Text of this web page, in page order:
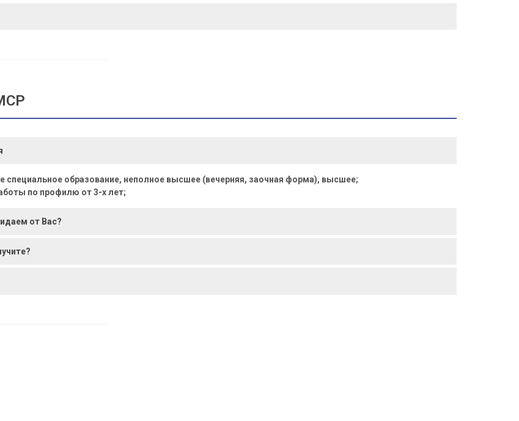
специальное образование, неполное высшее (вечерняя, заочная форма), высшее;
по профилю от 3-х лет;
от Вас?